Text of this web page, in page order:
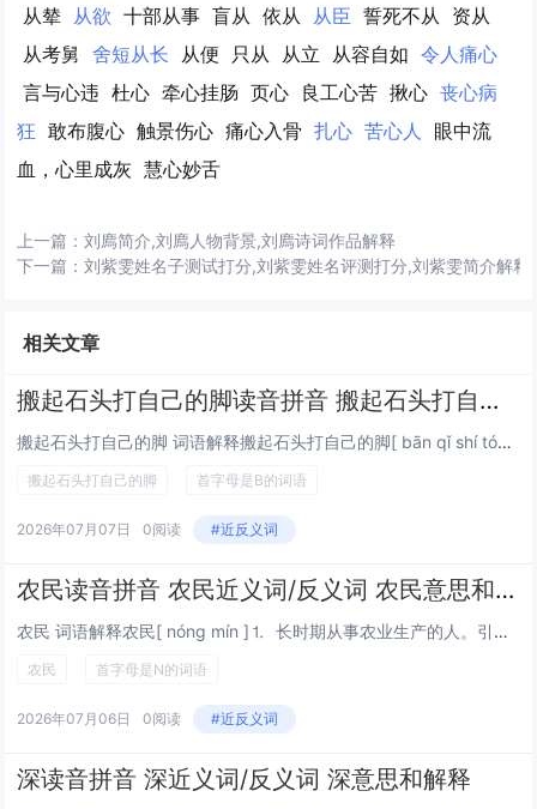
从辇 从欲 十部从事 盲从 依从 从臣 誓死不从 资从
从考舅
舍短从长 从便 只从 从立 从容自如 令人痛心
言与心违 杜心 牵心挂肠 页心 良工心苦 揪心 丧心病
狂 敢布腹心 触景伤心 痛心入骨 扎心 苦心人
眼中流
血，心里成灰 慧心妙舌
上一篇：刘廌简介,刘廌人物背景,刘廌诗词作品解释
下一篇：刘紫雯姓名子测试打分,刘紫雯姓名评测打分,刘紫雯简介解释
相关文章
搬起石头打自己的脚读音拼音 搬起石头打自己的脚近义词/反义词 搬起石头打自己的脚意思和解释
搬起石头打自己的脚 词语解释搬起石头打自己的脚[ bān qǐ shí tóu dǎ zì jǐ de jiǎo ]⒈ 谓原想打击别人，结果弄巧成拙，害了自己。引证解释⒈ 谓原想打击别人，结果弄巧成拙，害了自己。引...
搬起石头打自己的脚 首字母是B的词语
2026年07月07日 0阅读 #近反义词
农民读音拼音 农民近义词/反义词 农民意思和解释
农民 词语解释农民[ nóng mín ]⒈ 长时期从事农业生产的人。引证解释⒈ 指务农的人。引《穀梁传·成公元年》：“古者有四民。有士民，有商民，有农民，有工民。”范宁 注：“农民，播殖耕稼者。”北齐 颜之推 《...
农民 首字母是N的词语
2026年07月06日 0阅读 #近反义词
深读音拼音 深近义词/反义词 深意思和解释